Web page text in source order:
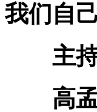
我们自己
主
高